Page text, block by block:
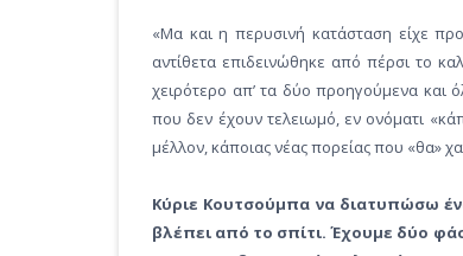
«Μα και η περυσινή κατάσταση είχε
αντίθετα επιδεινώθηκε από πέρσι το
χειρότερο απ’ τα δύο προηγούμενα και
που δεν έχουν τελειωμό, εν ονόματι
μέλλον, κάποιας νέας πορείας που «θα»
Κύριε Κουτσούμπα να διατυπώσω
βλέπει από το σπίτι. Έχουμε δύο